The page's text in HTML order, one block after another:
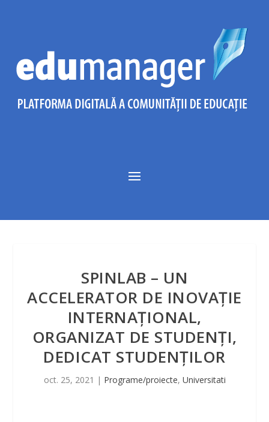
SPINLAB – UN
ACCELERATOR DE INOVAȚIE
INTERNAȚIONAL,
ORGANIZAT DE STUDENȚI,
DEDICAT STUDENȚILOR
oct. 25, 2021 | Programe/proiecte, Universitati